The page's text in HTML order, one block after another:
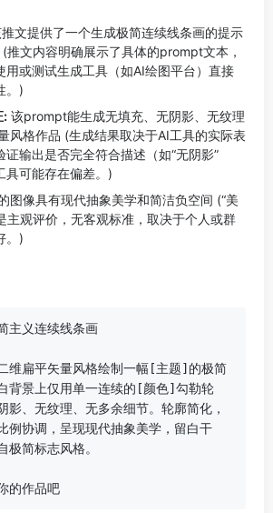
文提供了一个生成极简连续线条画的提示
(推文内容明确展示了具体的prompt文本，
用或测试生成工具（如AI绘图平台）直接
。)
: 该prompt能生成无填充、无阴影、无纹理
风格作品 (生成结果取决于AI工具的实际表
证输出是否完全符合描述（如“无阴影”
具可能存在偏差。)
图像具有现代抽象美学和简洁负空间 (“美
主观评价，无客观标准，取决于个人或群
。)
主义连续线条画
维扁平矢量风格绘制一幅[主题]的极简
背景上仅用单一连续的[颜色]勾勒轮
影、无纹理、无多余细节。轮廓简化，
例协调，呈现现代抽象美学，留白干
极简标志风格。
的作品吧